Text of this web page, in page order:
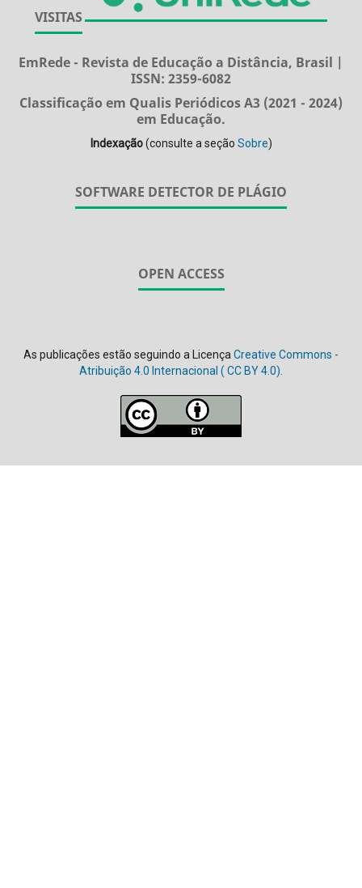
VISITAS
EmRede - Revista de Educação a Distância, Brasil |
ISSN: 2359-6082
Classificação em Qualis Periódicos A3 (2021 - 2024)
em Educação.
Indexação(consulte a seção Sobre)
SOFTWARE DETECTOR DE PLÁGIO
OPEN ACCESS
As publicações estão seguindo a LicençaCreative Commons -
Atribuição 4.0 Internacional ( CC BY 4.0).